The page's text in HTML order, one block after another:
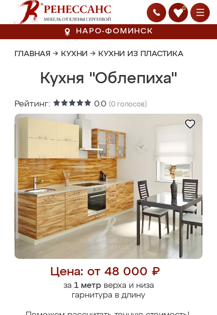
0
НАРО-ФОМИНСК
ГЛАВНАЯ → КУХНИ → КУХНИ ИЗ ПЛАСТИКА
Кухня "Облепиха"
Рейтинг: 0.0 (0 голосов)
Цена: от 48 000 ₽
за 1 метрверха и низа
гарнитура в длину